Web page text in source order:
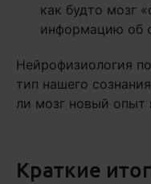
как будто мозг
информацию об
Нейрофизиология
тип нашего
ли мозг новый опыт
Краткие